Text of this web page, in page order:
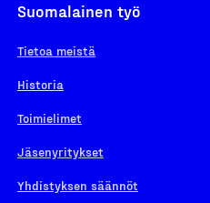
Suomalainen työ
Tietoa meistä
Historia
Toimielimet
Jäsenyritykset
Yhdistyksen säännöt